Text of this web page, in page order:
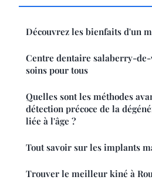
Découvrez les bienfaits d'un
Centre dentaire salaberry-
soins pour tous
Quelles sont les méthodes
détection précoce de la
liée à l'âge ?
Tout savoir sur les implants
Trouver le meilleur kiné à